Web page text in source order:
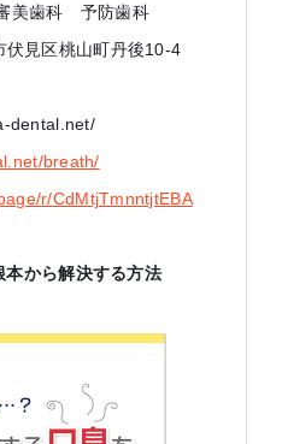
美歯科 予防歯科
見区桃山町丹後10-4
dental.net/
breath/
r/CdMtjTmnntjtEBA
本から解決する方法